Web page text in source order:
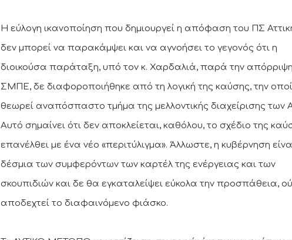
Η εύλογη ικανοποίηση που δημιουργεί η απόφαση του ΠΣ
δεν μπορεί να παρακάμψει και να αγνοήσει το γεγονός ότι η
διοικούσα παράταξη, υπό τον κ. Χαρδαλιά, παρά την
ΣΜΠΕ, δε διαφοροποιήθηκε από τη λογική της καύσης, την
θεωρεί αναπόσπαστο τμήμα της μελλοντικής διαχείρισης των
Αυτό σημαίνει ότι δεν αποκλείεται, καθόλου, το σχέδιο της
επανέλθει με ένα νέο «περιτύλιγμα». Άλλωστε, η κυβέρνηση
δέσμια των συμφερόντων των καρτέλ της ενέργειας και των
σκουπιδιών και δε θα εγκαταλείψει εύκολα την προσπάθεια,
αποδεχτεί το διαφαινόμενο φιάσκο.